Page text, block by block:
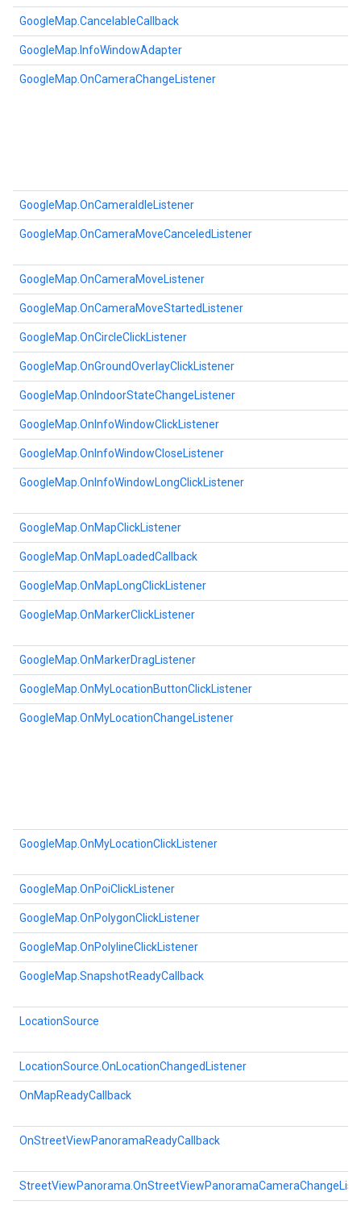
GoogleMap.CancelableCallback
GoogleMap.InfoWindowAdapter
GoogleMap.OnCameraChangeListener
GoogleMap.OnCameraIdleListener
GoogleMap.OnCameraMoveCanceledListener
GoogleMap.OnCameraMoveListener
GoogleMap.OnCameraMoveStartedListener
GoogleMap.OnCircleClickListener
GoogleMap.OnGroundOverlayClickListener
GoogleMap.OnIndoorStateChangeListener
GoogleMap.OnInfoWindowClickListener
GoogleMap.OnInfoWindowCloseListener
GoogleMap.OnInfoWindowLongClickListener
GoogleMap.OnMapClickListener
GoogleMap.OnMapLoadedCallback
GoogleMap.OnMapLongClickListener
GoogleMap.OnMarkerClickListener
GoogleMap.OnMarkerDragListener
GoogleMap.OnMyLocationButtonClickListener
GoogleMap.OnMyLocationChangeListener
GoogleMap.OnMyLocationClickListener
GoogleMap.OnPoiClickListener
GoogleMap.OnPolygonClickListener
GoogleMap.OnPolylineClickListener
GoogleMap.SnapshotReadyCallback
LocationSource
LocationSource.OnLocationChangedListener
OnMapReadyCallback
OnStreetViewPanoramaReadyCallback